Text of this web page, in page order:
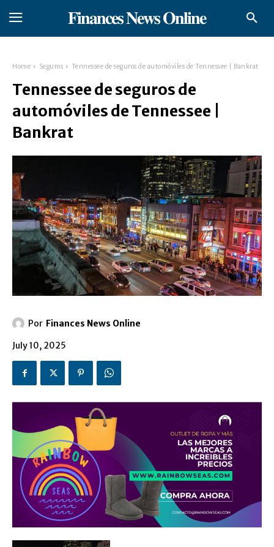
𝐅𝐢𝐧𝐚𝐧𝐜𝐞𝐬 𝐍𝐞𝐰𝐬 𝐎𝐧𝐥𝐢𝐧𝐞
Home Seguros Tennessee de seguros de automóviles de Tennessee | Bankrat
Tennessee de seguros de
automóviles de Tennessee |
Bankrat
Por Finances News Online
July 10, 2025